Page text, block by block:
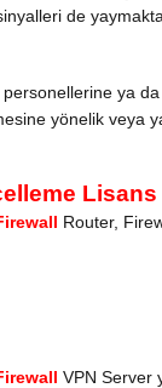
de
ya
yönelik veya
Lisans
Router,
VPN Server